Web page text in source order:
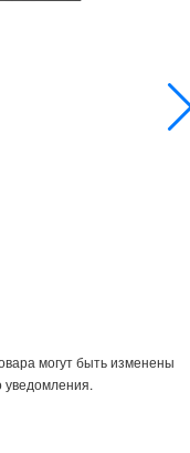
могут быть изменены
уведомления.